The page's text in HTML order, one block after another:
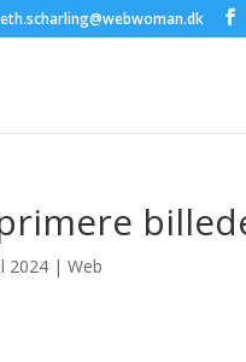
2024 | Web